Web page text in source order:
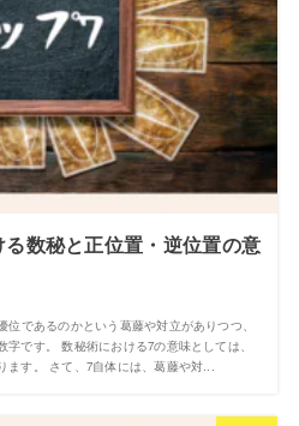
数秘と正位置・逆位置の意
であるのかという葛藤や対立がありつつ、
です。 数秘術における7の意味としては、
す。 さて、7自体には、葛藤や対...